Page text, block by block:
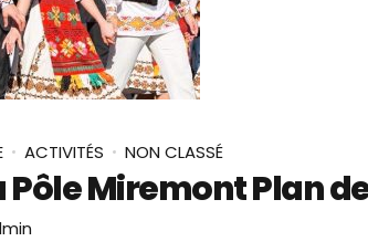
ACTIVITÉS NON CLASSÉ
Pôle Miremont Plan